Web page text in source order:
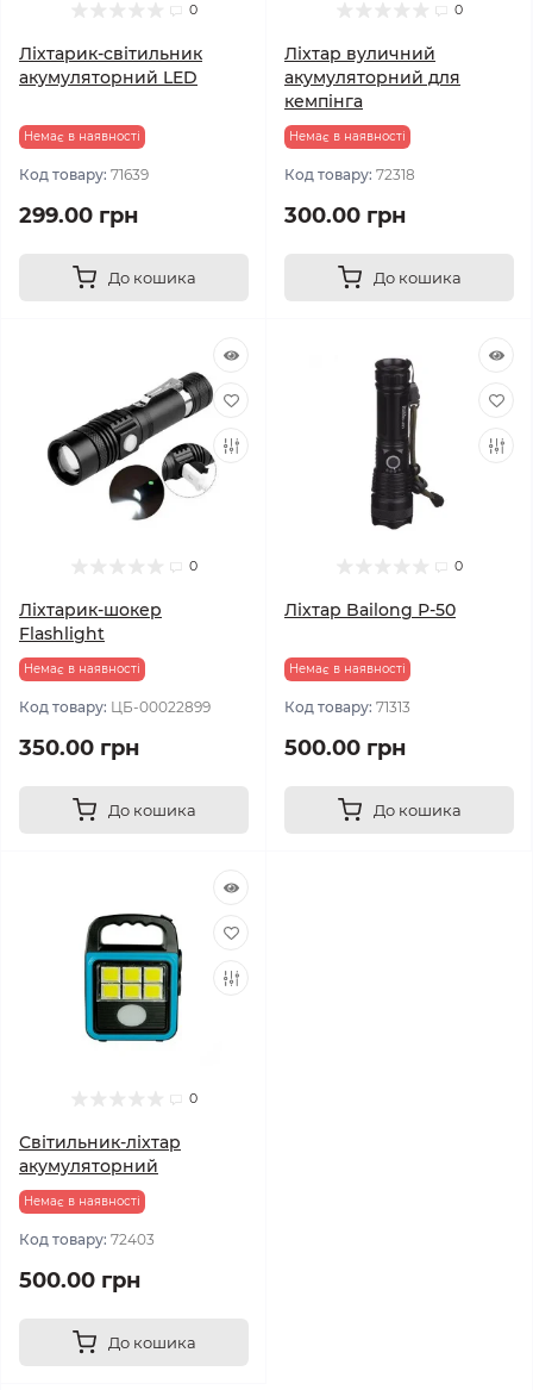
0
Ліхтарик-світильник
акумуляторний LED
Немає в наявності
Код товару: 71639
299.00 грн
До кошика
0
Ліхтар вуличний
акумуляторний для
кемпінга
Немає в наявності
Код товару: 72318
300.00 грн
До кошика
0
Ліхтарик-шокер
Flashlight
Немає в наявності
Код товару: ЦБ-00022899
350.00 грн
До кошика
0
Ліхтар Bailong Р-50
Немає в наявності
Код товару: 71313
500.00 грн
До кошика
0
Світильник-ліхтар
акумуляторний
Немає в наявності
Код товару: 72403
500.00 грн
До кошика